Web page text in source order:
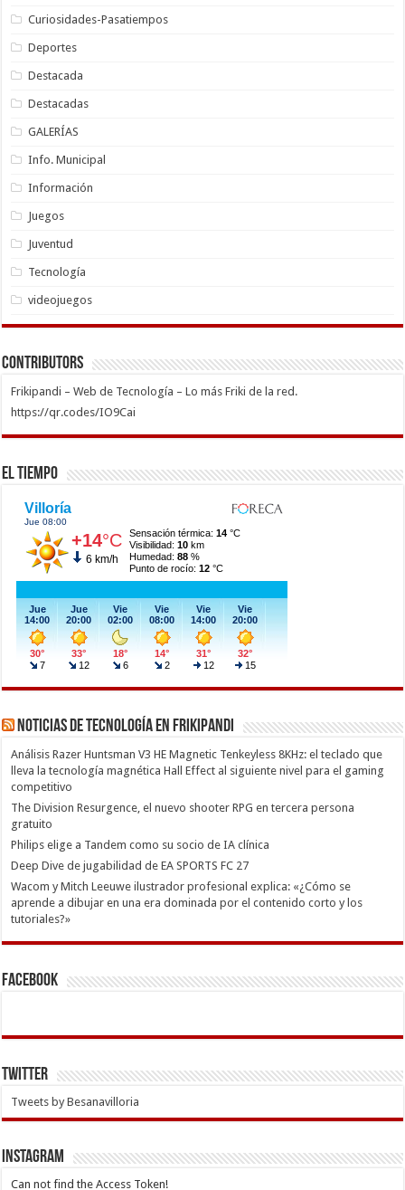
Curiosidades-Pasatiempos
Deportes
Destacada
Destacadas
GALERÍAS
Info. Municipal
Información
Juegos
Juventud
Tecnología
videojuegos
Contributors
Frikipandi – Web de Tecnología – Lo más Friki de la red.
https://qr.codes/IO9Cai
El Tiempo
Noticias de Tecnología en Frikipandi
Análisis Razer Huntsman V3 HE Magnetic Tenkeyless 8KHz: el teclado que
lleva la tecnología magnética Hall Effect al siguiente nivel para el gaming
competitivo
The Division Resurgence, el nuevo shooter RPG en tercera persona
gratuito
Philips elige a Tandem como su socio de IA clínica
Deep Dive de jugabilidad de EA SPORTS FC 27
Wacom y Mitch Leeuwe ilustrador profesional explica: «¿Cómo se
aprende a dibujar en una era dominada por el contenido corto y los
tutoriales?»
Facebook
Twitter
Tweets by Besanavilloria
INSTAGRAM
Can not find the Access Token!